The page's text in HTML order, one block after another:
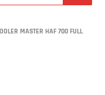
MASTER HAF 700 FULL